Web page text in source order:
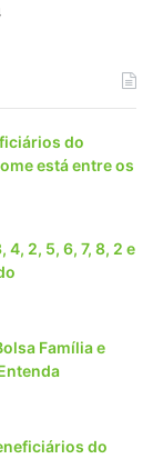
do
está entre os
4, 2, 5, 6, 7, 8, 2 e
Família e
do